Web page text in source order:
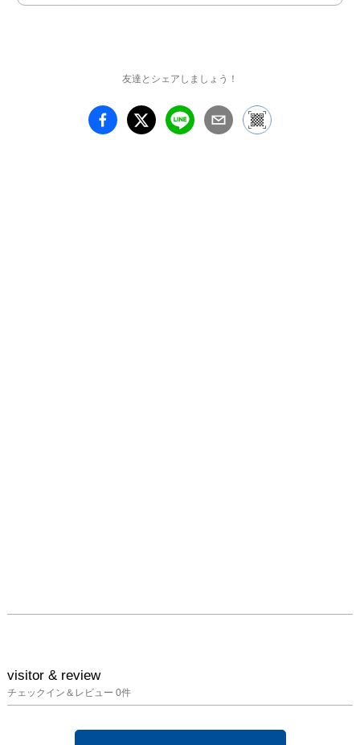
CONDITION RESTS
WITH THE RECEIVER
いての媒介変数(パラメ
ーター）をまとめたもの
である。すなわち、作品
を存在させるために必ず
友達とシェアしましょう！
visitor & review
チェックイン＆レビュー 0件